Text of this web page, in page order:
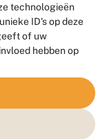
technologieën
ID's op deze
of uw
hebben op
, ontworpen door